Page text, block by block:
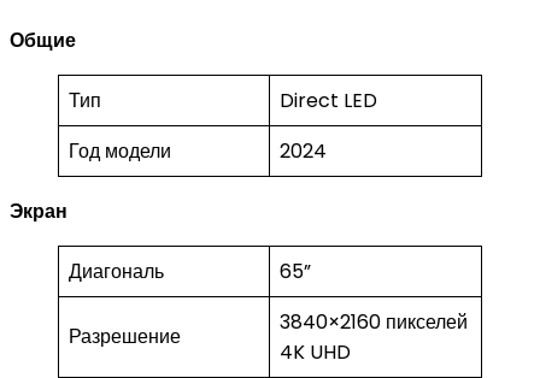
Общие
Тип
Direct LED
Год модели
2024
Экран
Диагональ 65”
Разрешение
3840×2160 пикселей
4K UHD